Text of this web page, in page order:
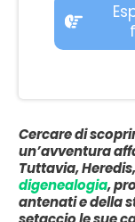
Cercare di
un’avventura
Tuttavia, Heredis,
digenealogia,
antenati e della